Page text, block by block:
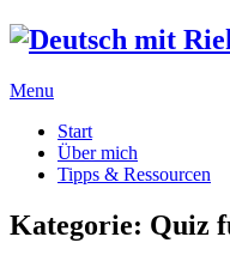
Menu
Start
Über mich
Tipps & Ressourcen
Kategorie: Quiz